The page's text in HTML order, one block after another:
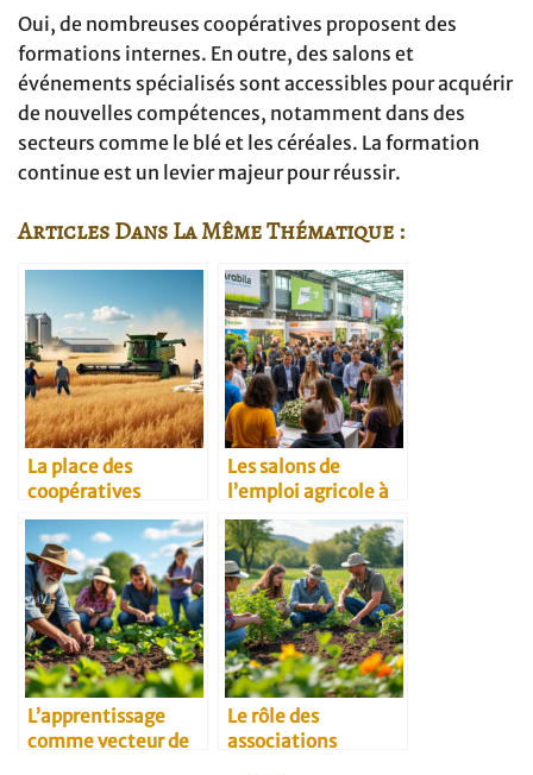
Oui, de nombreuses coopératives proposent des
formations internes. En outre, des salons et
événements spécialisés sont accessibles pour acquérir
de nouvelles compétences, notamment dans des
secteurs comme le blé et les céréales. La formation
continue est un levier majeur pour réussir.
Articles Dans La Même Thématique :
La place des
coopératives
agricoles dans
l’économie du blé
Les salons de
l’emploi agricole à
ne pas manquer
L’apprentissage
comme vecteur de
Le rôle des
associations